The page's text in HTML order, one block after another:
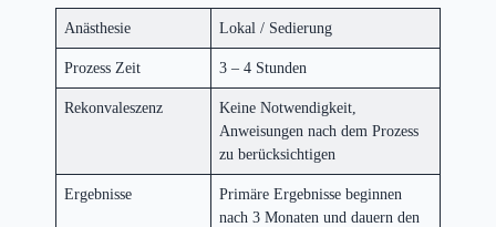
Anästhesie Lokal / Sedierung
Prozess Zeit 3 – 4 Stunden
Rekonvaleszenz
Keine Notwendigkeit,
Anweisungen nach dem Prozess
zu berücksichtigen
Ergebnisse
Primäre Ergebnisse beginnen
nach 3 Monaten und dauern den